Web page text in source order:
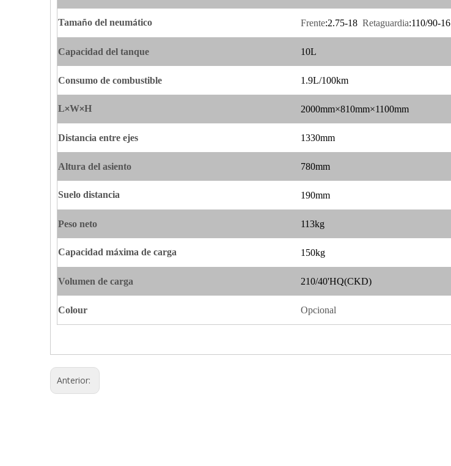
Tamaño del neumático Frente:2.75-18 Retaguardia:110/90-16
Capacidad del tanque 10L
Consumo de combustible 1.9L/100km
L×W×H 2000mm×810mm×1100mm
Distancia entre ejes 1330mm
Altura del asiento 780mm
Suelo distancia 190mm
Peso neto 113kg
Capacidad máxima de carga 150kg
Volumen de carga 210/40'HQ(CKD)
Colour Opcional
Anterior: